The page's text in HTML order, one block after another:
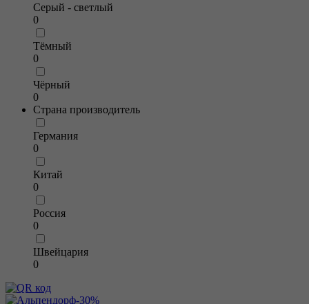
Серый - светлый
0
Тёмный
0
Чёрный
0
Страна производитель
Германия
0
Китай
0
Россия
0
Швейцария
0